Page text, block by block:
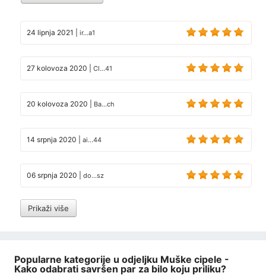
24 lipnja 2021 ir...a1
27 kolovoza 2020 Cl...41
20 kolovoza 2020 Ba...ch
14 srpnja 2020 ai...44
06 srpnja 2020 do...sz
Prikaži više
Popularne kategorije u odjeljku Muške cipele -
Kako odabrati savršen par za bilo koju priliku?